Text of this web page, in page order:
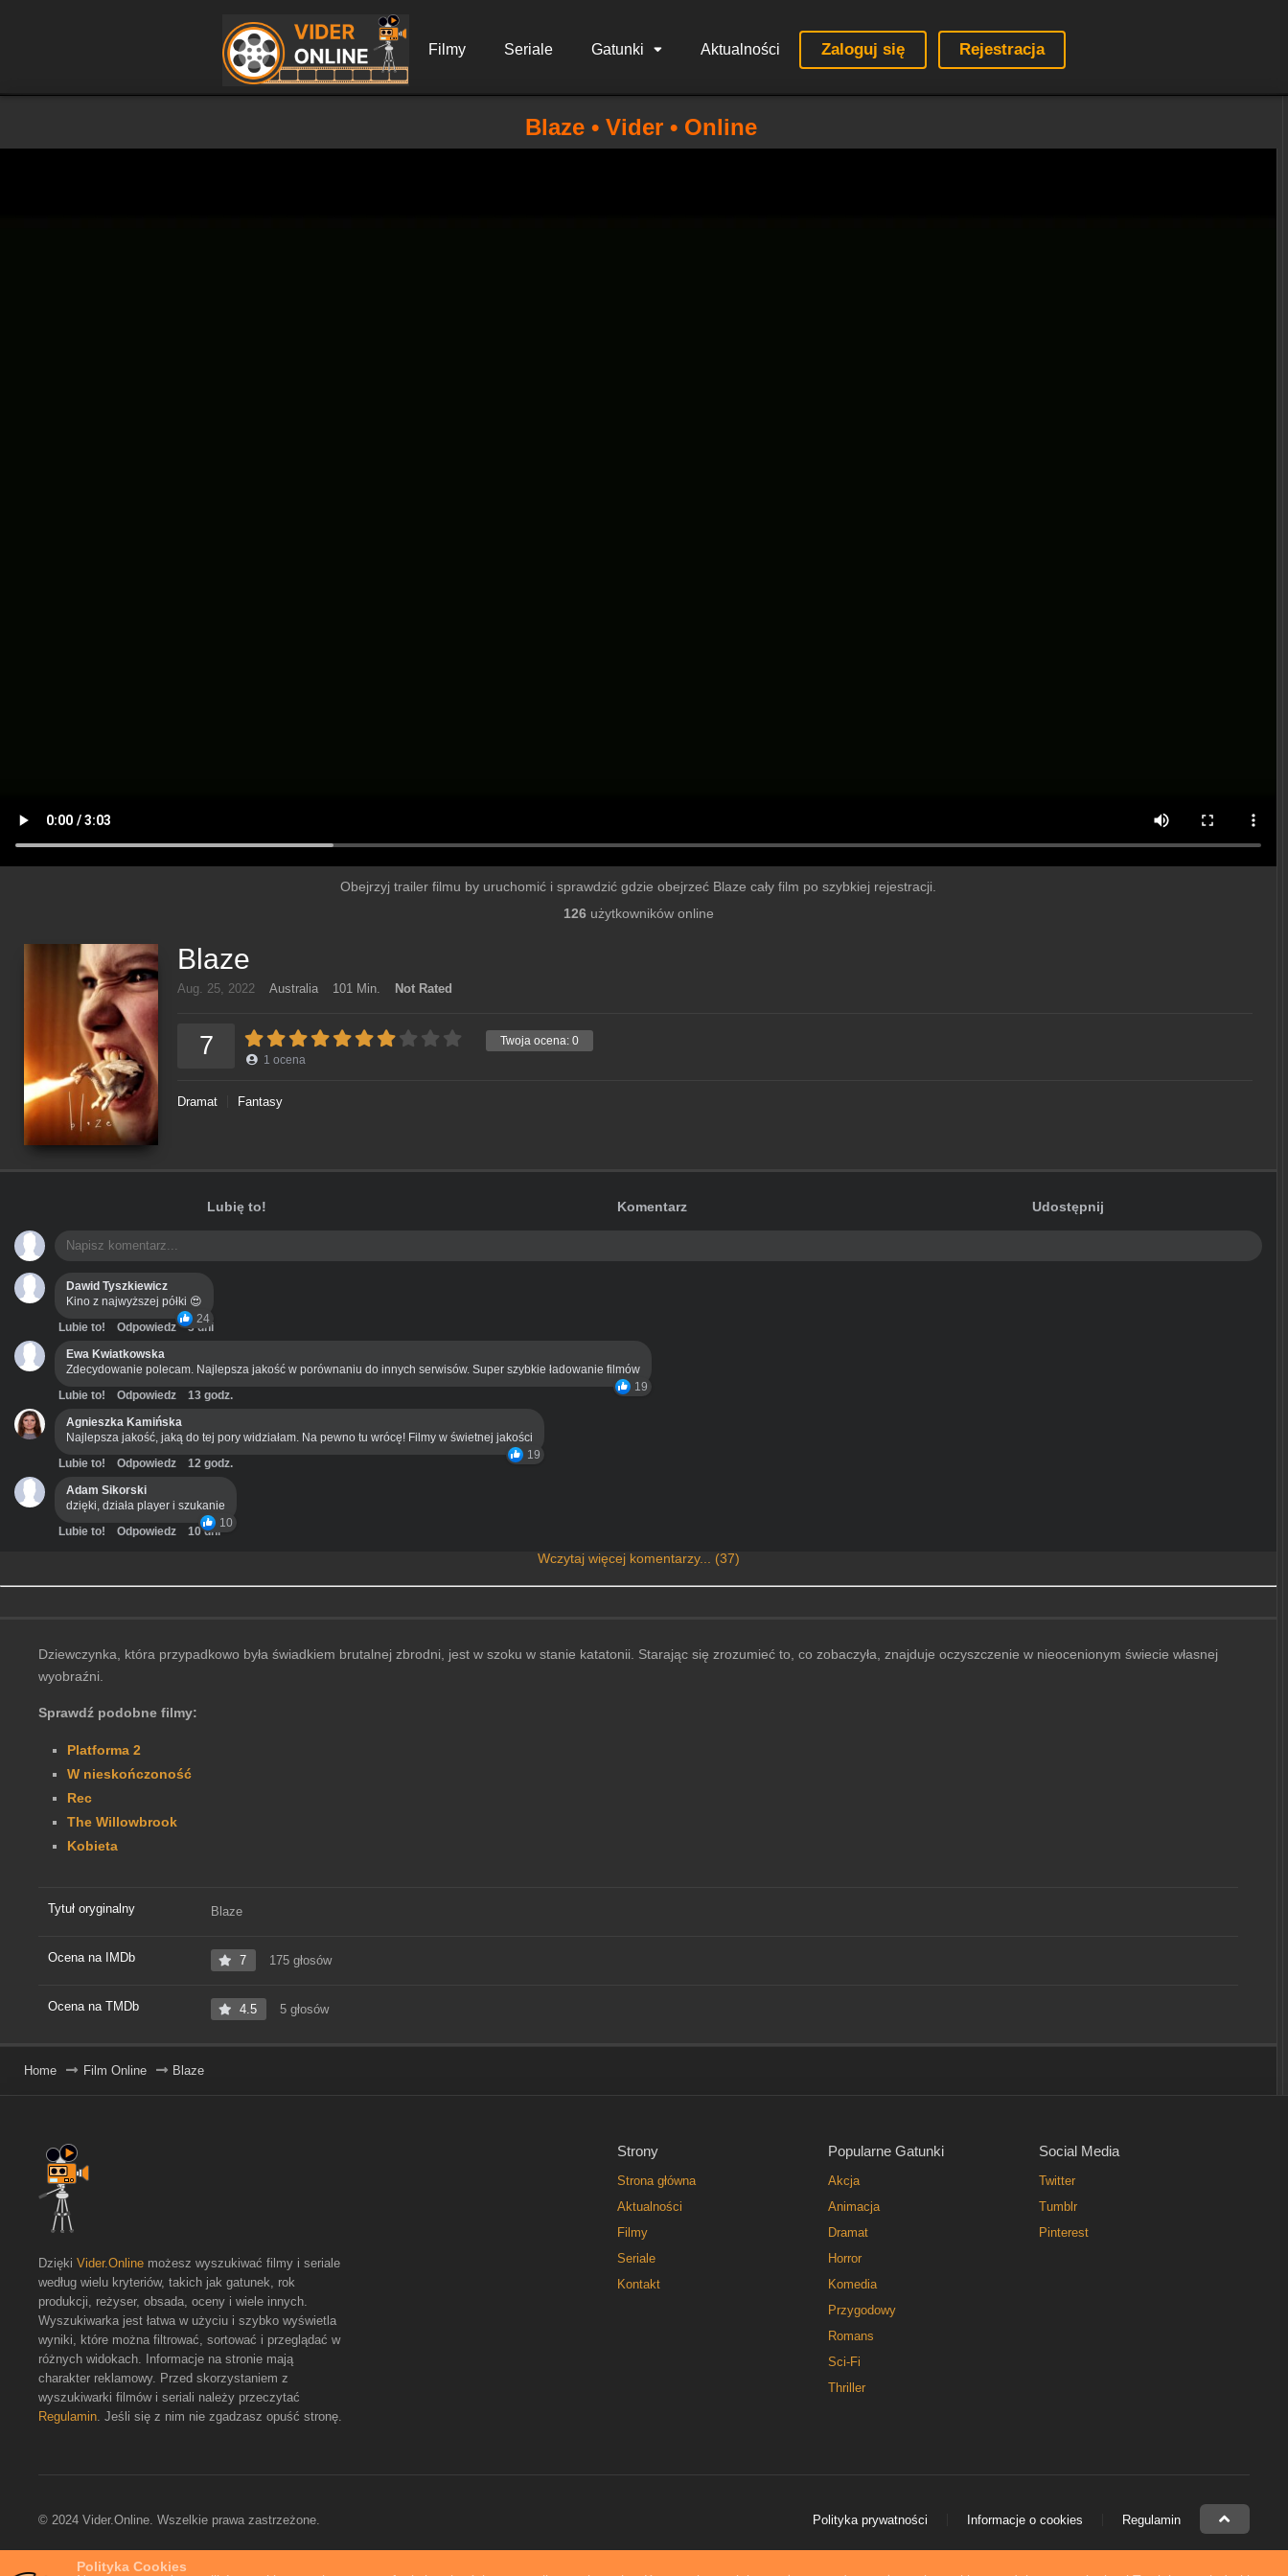
Filmy Seriale Gatunki Aktualności Zaloguj się Rejestracja
Polityka Cookies
Blaze • Vider • Online
Obejrzyj trailer filmu by uruchomić i sprawdzić gdzie obejrzeć Blaze cały film po szybkiej rejestracji.
126użytkowników online
Blaze
Aug. 25, 2022 Australia 101 Min. Not Rated
Twoja ocena: 0
7 1 ocena
Dramat Fantasy
Lubię to! Komentarz Udostępnij
Dawid Tyszkiewicz
Kino z najwyższej półki 😍
24
Lubie to! Odpowiedz
3 dni
Ewa Kwiatkowska
Zdecydowanie polecam. Najlepsza jakość w porównaniu do innych serwisów. Super szybkie ładowanie filmów
19
Lubie to! Odpowiedz
13 godz.
Agnieszka Kamińska
Najlepsza jakość, jaką do tej pory widziałam. Na pewno tu wrócę! Filmy w świetnej jakości
19
Lubie to! Odpowiedz
12 godz.
Adam Sikorski
dzięki, działa player i szukanie
10
Lubie to! Odpowiedz 10 dni
Wczytaj więcej komentarzy... (37)
Dziewczynka, która przypadkowo była świadkiem brutalnej zbrodni, jest w szoku w stanie katatonii. Starając się zrozumieć to, co zobaczyła, znajduje oczyszczenie w nieocenionym świecie własnej
wyobraźni.
Sprawdź podobne filmy:
Platforma 2
W nieskończoność
Rec
The Willowbrook
Kobieta
Tytuł oryginalny Blaze
Ocena na IMDb 7 175 głosów
Ocena na TMDb 4.5 5 głosów
Home Film Online Blaze
Strony
Strona główna
Aktualności
Filmy
Seriale
Kontakt
Popularne Gatunki
Akcja
Animacja
Dramat
Horror
Komedia
Przygodowy
Romans
Sci-Fi
Thriller
Social Media
Twitter
Tumblr
Pinterest
Dzięki Vider.Online możesz wyszukiwać filmy i seriale
według wielu kryteriów, takich jak gatunek, rok
produkcji, reżyser, obsada, oceny i wiele innych.
Wyszukiwarka jest łatwa w użyciu i szybko wyświetla
wyniki, które można filtrować, sortować i przeglądać w
różnych widokach. Informacje na stronie mają
charakter reklamowy. Przed skorzystaniem z
wyszukiwarki filmów i seriali należy przeczytać
Regulamin. Jeśli się z nim nie zgadzasz opuść stronę.
© 2024 Vider.Online. Wszelkie prawa zastrzeżone. Polityka prywatności Informacje o cookies Regulamin